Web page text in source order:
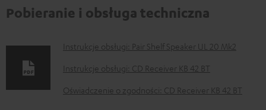
Pobieranie i obsługa techniczna
D
o
u
Instrukcje obsługi: Pair Shelf Speaker UL 20 Mk2
Instrukcje obsługi: CD Receiver KB 42 BT
Oświadczenie o zgodności: CD Receiver KB 42 BT